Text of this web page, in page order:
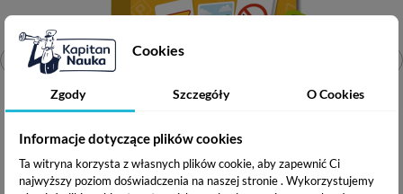
Wiek: 7+
Cookies
Zgody Szczegóły O Cookies
Informacje dotyczące plików cookies
Ta witryna korzysta z własnych plików cookie, aby zapewnić Ci
najwyższy poziom doświadczenia na naszej stronie . Wykorzystujemy